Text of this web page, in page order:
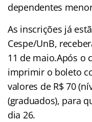
dependentes
As inscrições já
Cespe/UnB,
11 de maio.Após o
imprimir o boleto
valores de R$ 70
(graduados), para
dia 26.